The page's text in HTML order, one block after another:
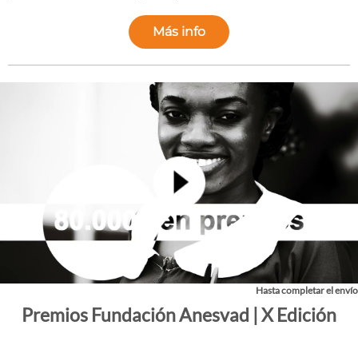
Más info
Hasta completar el envío
Premios Fundación Anesvad | X Edición